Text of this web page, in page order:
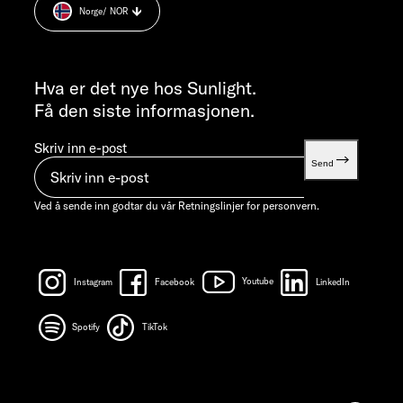
MANDAG-TORSDAG 07:30 - 12:00 OG 13:00 - 16:00 / FREDAG ​​
07:30 - 12:00
info@sunlight.de
Informasjon om vekt
Hva er det nye hos Sunlight.
Få den siste informasjonen.
Skriv inn e-post
Send
Ved å sende inn godtar du vår Retningslinjer for personvern.
Instagram Facebook Youtube LinkedIn
Spotify TikTok
Norge/ NOR